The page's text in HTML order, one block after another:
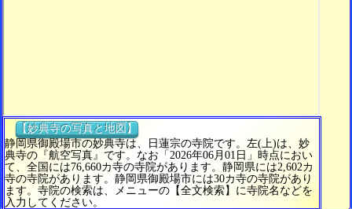
【妙典寺の写真と地図】
静岡県御殿場市の妙典寺は、日蓮宗の寺院です。左(上)は、妙
典寺の『航空写真』です。なお「2026年06月01日」時点におい
て、全国には76,660カ寺の寺院があります。静岡県には2,602カ
寺の寺院があります。静岡県御殿場市には30カ寺の寺院があり
ます。寺院の検索は、メニューの【全文検索】に寺院名などを
入力してください。